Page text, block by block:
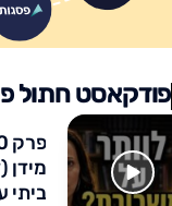
פודקאסט חתול
מידן
ביתי